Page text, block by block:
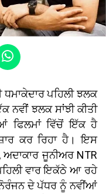
ਧਮਾਕੇਦਾਰ ਪਹਿਲੀ ਝਲਕ
ਨਵੀਂ ਝਲਕ ਸਾਂਝੀ ਕੀਤੀ
ਫਿਲਮਾਂ ਵਿੱਚੋਂ ਇੱਕ ਹੈ
ਕਰ ਰਿਹਾ ਹੈ। ਇਸ
ਜੂਨੀਅਰ NTR
ਵਾਰ ਇਕੱਠੇ ਆ ਰਹੇ
ਦੇ ਪੱਧਰ ਨੂੰ ਨਵੀਂਆਂ